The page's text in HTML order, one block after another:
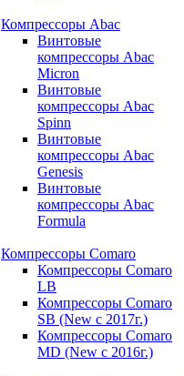
Компрессоры Abac
Винтовые
компрессоры Abac
Micron
Винтовые
компрессоры Abac
Spinn
Винтовые
компрессоры Abac
Genesis
Винтовые
компрессоры Abac
Formula
Компрессоры Comaro
Компрессоры Comaro
LB
Компрессоры Comaro
SB (New с 2017г.)
Компрессоры Comaro
MD (New с 2016г.)